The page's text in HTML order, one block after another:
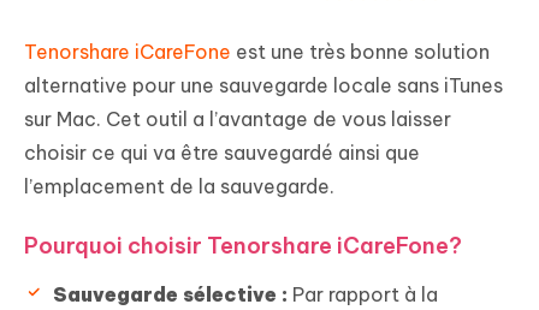
Tenorshare iCareFone est une très bonne solution
alternative pour une sauvegarde locale sans iTunes
sur Mac. Cet outil a l’avantage de vous laisser
choisir ce qui va être sauvegardé ainsi que
l’emplacement de la sauvegarde.
Pourquoi choisir Tenorshare iCareFone?
Sauvegarde sélective : Par rapport à la